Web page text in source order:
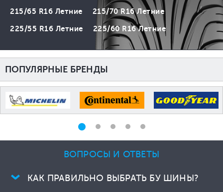
ВОПРОСЫ И ОТВЕТЫ
КАК ПРАВИЛЬНО ВЫБРАТЬ БУ ШИНЫ?
215/65 R16 Летние
215/70 R16 Летние
225/55 R16 Летние
225/60 R16 Летние
ПОПУЛЯРНЫЕ БРЕНДЫ